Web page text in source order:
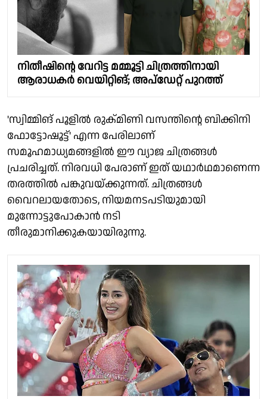
നിതീഷിന്റെ വേറിട്ട മമ്മൂട്ടി ചിത്രത്തിനായി
ആരാധകർ വെയിറ്റിങ്; അപ്ഡേറ്റ് പുറത്ത്
'സ്വിമ്മിങ് പൂളിൽ രുക്മിണി വസന്തിന്റെ ബിക്കിനി
ഫോട്ടോഷൂട്ട്' എന്ന പേരിലാണ്
സമൂഹമാധ്യമങ്ങളിൽ ഈ വ്യാജ ചിത്രങ്ങൾ
പ്രചരിച്ചത്. നിരവധി പേരാണ് ഇത് യഥാർഥമാണെന്ന
തരത്തിൽ പങ്കുവയ്ക്കുന്നത്. ചിത്രങ്ങൾ
വൈറലായതോടെ, നിയമനടപടിയുമായി
മുന്നോട്ടുപോകാൻ നടി
തീരുമാനിക്കുകയായിരുന്നു.